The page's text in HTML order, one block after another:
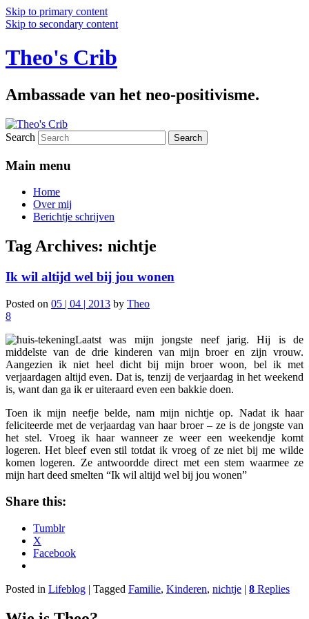
Skip to primary content
Skip to secondary content
Theo's Crib
Ambassade van het neo-positivisme.
Search
Main menu
Home
Over mij
Berichtje schrijven
Tag Archives: nichtje
Ik wil altijd wel bij jou wonen
Posted on 05 | 04 | 2013 by Theo
8
Laatst was mijn jongste neef jarig. Hij is de
middelste van de drie kinderen van mijn broer en zijn vrouw.
Aangezien ik niet heel dicht bij mijn broer woon, bel ik met
verjaardagen altijd even. Dat is, tenzij de verjaardag in het weekend
is, want dan ga ik er uiteraard even een bakkie doen.
Toen ik mijn neefje belde, nam mijn nichtje op. Nadat ik haar
feliciteerde met de verjaardag van haar broer – ze is de jongste van
het stel. Vroeg ik haar wanneer ze weer een weekendje komt
logeren. Het bleef even stil totdat ik vroeg of ze niet bij me wilde
komen logeren. Ze antwoordde direct met een stem waarmee ze
mijn hart deed smelten “Ik wil altijd wel bij jou wonen”
Share this:
Tumblr
X
Facebook
Posted in Lifeblog | Tagged Familie, Kinderen, nichtje | 8 Replies